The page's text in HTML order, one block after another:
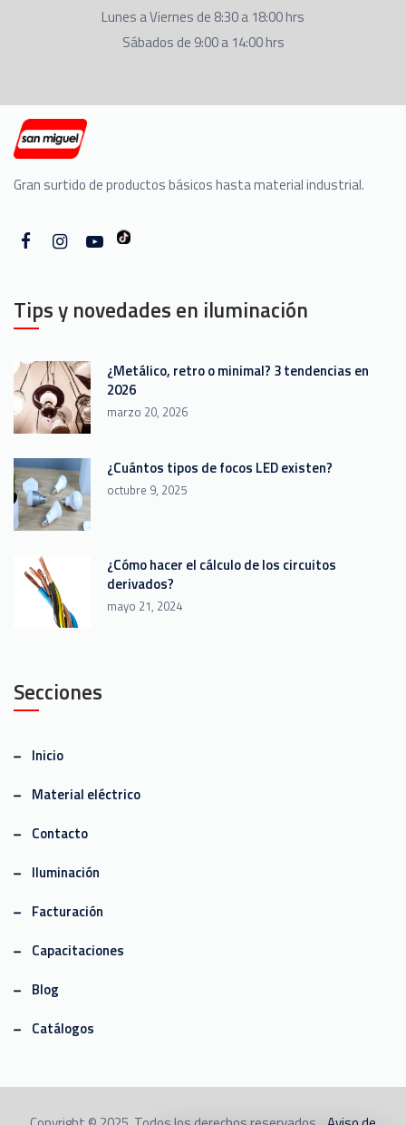
Lunes a Viernes de 8:30 a 18:00 hrs
Sábados de 9:00 a 14:00 hrs
Gran surtido de productos básicos hasta material industrial.
Tips y novedades en iluminación
¿Metálico, retro o minimal? 3 tendencias en
2026
marzo 20, 2026
¿Cuántos tipos de focos LED existen?
octubre 9, 2025
¿Cómo hacer el cálculo de los circuitos
derivados?
mayo 21, 2024
Secciones
Inicio
Material eléctrico
Contacto
Iluminación
Facturación
Capacitaciones
Blog
Catálogos